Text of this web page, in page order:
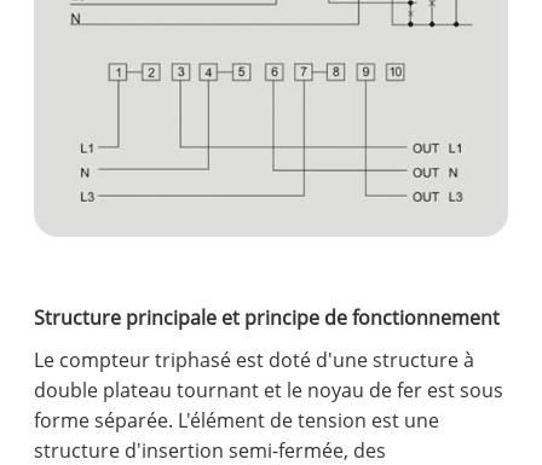
Structure principale et principe de fonctionnement
Le compteur triphasé est doté d'une structure à
double plateau tournant et le noyau de fer est sous
forme séparée. L'élément de tension est une
structure d'insertion semi-fermée, des